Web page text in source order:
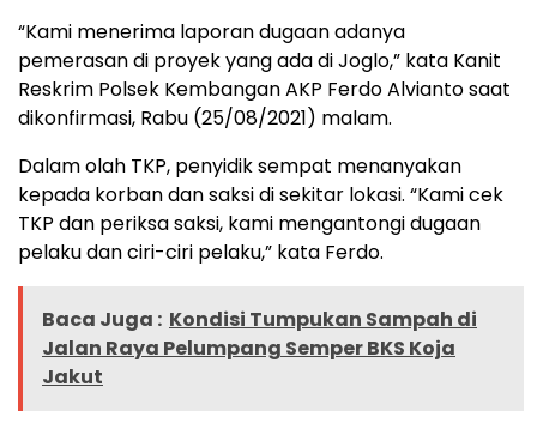
“Kami menerima laporan dugaan adanya
pemerasan di proyek yang ada di Joglo,” kata Kanit
Reskrim Polsek Kembangan AKP Ferdo Alvianto saat
dikonfirmasi, Rabu (25/08/2021) malam.
Dalam olah TKP, penyidik sempat menanyakan
kepada korban dan saksi di sekitar lokasi. “Kami cek
TKP dan periksa saksi, kami mengantongi dugaan
pelaku dan ciri-ciri pelaku,” kata Ferdo.
Baca Juga : Kondisi Tumpukan Sampah di
Jalan Raya Pelumpang Semper BKS Koja
Jakut